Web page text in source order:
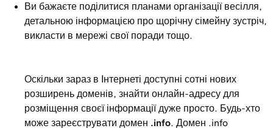
Ви бажаєте поділитися планами організації весілля,
детальною інформацією про щорічну сімейну зустріч,
викласти в мережі свої поради тощо.
Оскільки зараз в Інтернеті доступні сотні нових
розширень доменів, знайти онлайн-адресу для
розміщення своєї інформації дуже просто. Будь-хто
може зареєструвати домен .info . Домен .info